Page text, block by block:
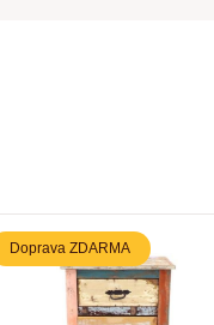
Doprava ZDARMA